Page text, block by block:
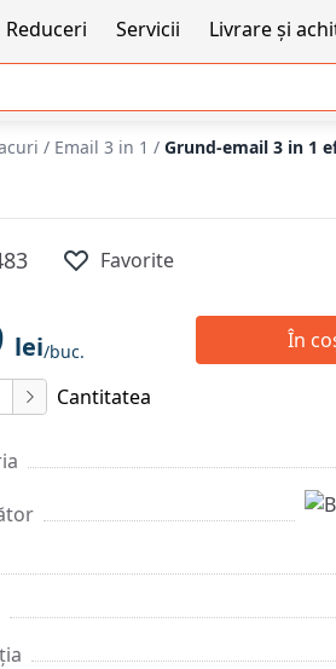
Reduceri Servicii Livrare și
/ Email 3 in 1 / Grund-email 3 in 1
Favorite
lei/buc. În
Cantitatea